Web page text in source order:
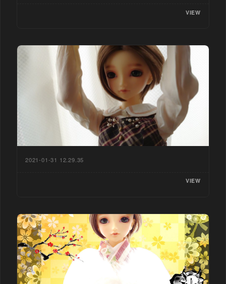
VIEW
2021-01-31 12.29.35
VIEW